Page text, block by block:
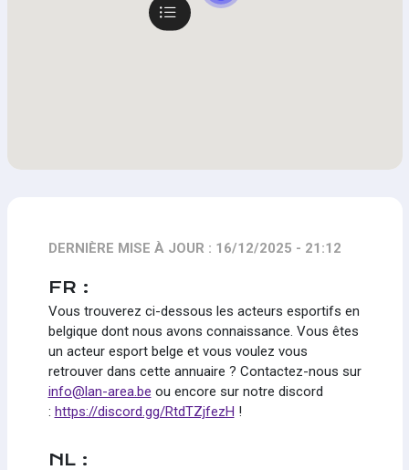
DERNIÈRE MISE À JOUR : 16/12/2025 - 21:12
FR :
Vous trouverez ci-dessous les acteurs esportifs en
belgique dont nous avons connaissance. Vous êtes
un acteur esport belge et vous voulez vous
retrouver dans cette annuaire ? Contactez-nous sur
info@lan-area.be ou encore sur notre discord
: https://discord.gg/RtdTZjfezH !
NL :